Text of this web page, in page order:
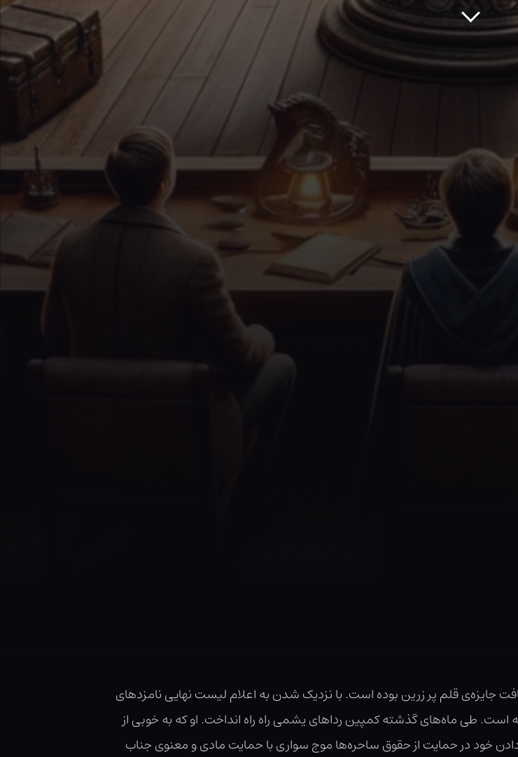
جایزه‌ی قلم پر زرین بوده است. با نزدیک شدن به اعلام لیست نهایی نامزدهای
طی ماه‌های گذشته کمپین رداهای یشمی راه راه انداخت. او که به خوبی از
دادن خود در حمایت از حقوق ساحره‌ها موج سواری با حمایت مادی و معنوی جناب